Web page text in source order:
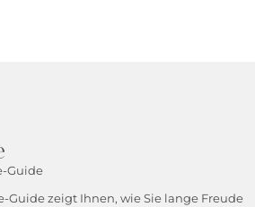
Guide
Guide zeigt Ihnen, wie Sie lange Freude